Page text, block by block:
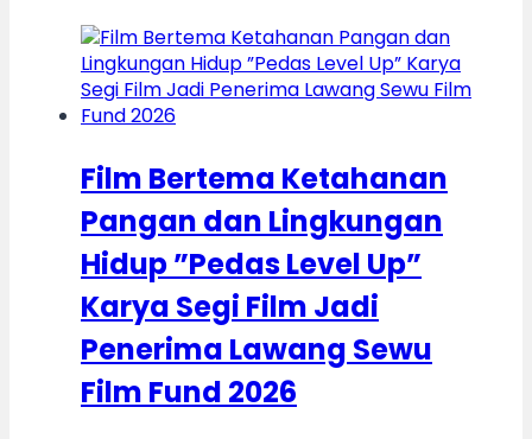
Film Bertema Ketahanan
Pangan dan Lingkungan
Hidup ”Pedas Level Up”
Karya Segi Film Jadi
Penerima Lawang Sewu
Film Fund 2026